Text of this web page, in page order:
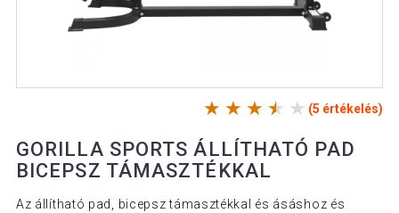
(5 értékelés)
GORILLA SPORTS ÁLLÍTHATÓ PAD
BICEPSZ TÁMASZTÉKKAL
Az állítható pad, bicepsz támasztékkal és ásáshoz és